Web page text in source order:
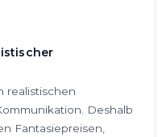
realistischen
Deshalb
Fantasiepreisen,